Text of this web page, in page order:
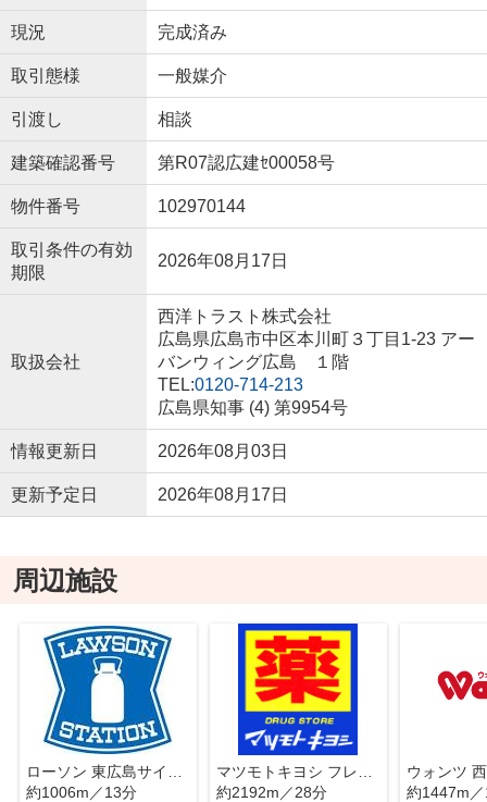
現況 完成済み
取引態様 一般媒介
引渡し 相談
建築確認番号 第R07認広建ｾ00058号
物件番号 102970144
取引条件の有効
期限
2026年08月17日
取扱会社
西洋トラスト株式会社
広島県広島市中区本川町３丁目1-23 アー
バンウィング広島 １階
TEL:0120-714-213
広島県知事 (4) 第9954号
情報更新日 2026年08月03日
更新予定日 2026年08月17日
周辺施設
約1006m／13分
約2192m／28分
ウォンツ
約1447m